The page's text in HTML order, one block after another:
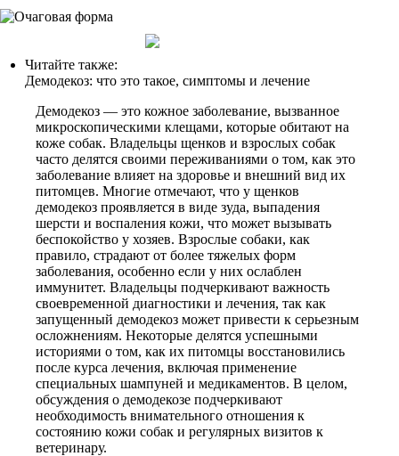
Читайте также:
Демодекоз: что это такое, симптомы и лечение
Демодекоз — это кожное заболевание, вызванное
микроскопическими клещами, которые обитают на
коже собак. Владельцы щенков и взрослых собак
часто делятся своими переживаниями о том, как это
заболевание влияет на здоровье и внешний вид их
питомцев. Многие отмечают, что у щенков
демодекоз проявляется в виде зуда, выпадения
шерсти и воспаления кожи, что может вызывать
беспокойство у хозяев. Взрослые собаки, как
правило, страдают от более тяжелых форм
заболевания, особенно если у них ослаблен
иммунитет. Владельцы подчеркивают важность
своевременной диагностики и лечения, так как
запущенный демодекоз может привести к серьезным
осложнениям. Некоторые делятся успешными
историями о том, как их питомцы восстановились
после курса лечения, включая применение
специальных шампуней и медикаментов. В целом,
обсуждения о демодекозе подчеркивают
необходимость внимательного отношения к
состоянию кожи собак и регулярных визитов к
ветеринару.